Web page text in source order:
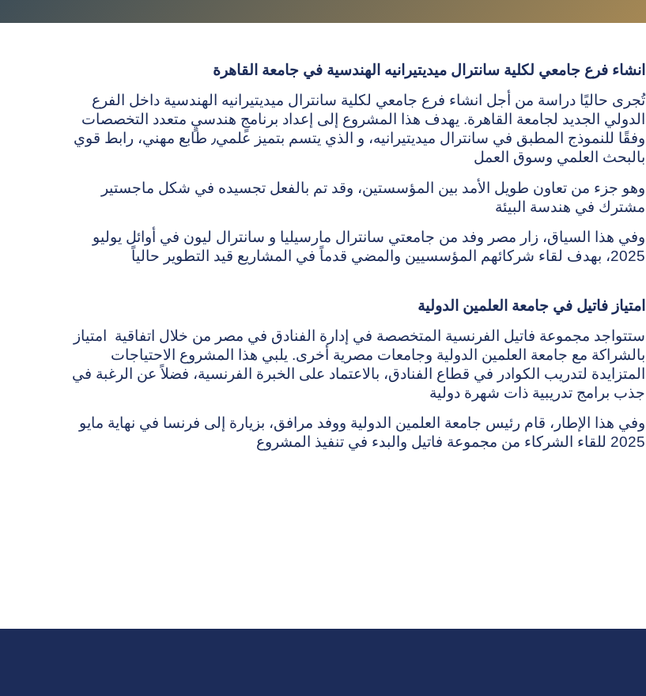
انشاء فرع جامعي لكلية سانترال ميديتيرانيه الهندسية في جامعة القاهرة
تُجرى حاليًا دراسة من أجل انشاء فرع جامعي لكلية سانترال ميديتيرانيه الهندسية داخل الفرع
الدولي الجديد لجامعة القاهرة. يهدف هذا المشروع إلى إعداد برنامجٍ هندسيٍ متعدد التخصصات
وفقًا للنموذج المطبق في سانترال ميديتيرانيه، و الذي يتسم بتميز علمي٫ طابع مهني، رابط قوي
بالبحث العلمي وسوق العمل
وهو جزء من تعاون طويل الأمد بين المؤسستين، وقد تم بالفعل تجسيده في شكل ماجستير
مشترك في هندسة البيئة
وفي هذا السياق، زار مصر وفد من جامعتي سانترال مارسيليا و سانترال ليون في أوائل يوليو
2025، بهدف لقاء شركائهم المؤسسيين والمضي قدماً في المشاريع قيد التطوير حالياً
امتياز فاتيل في جامعة العلمين الدولية
ستتواجد مجموعة فاتيل الفرنسية المتخصصة في إدارة الفنادق في مصر من خلال اتفاقية امتياز
بالشراكة مع جامعة العلمين الدولية وجامعات مصرية أخرى. يلبي هذا المشروع الاحتياجات
المتزايدة لتدريب الكوادر في قطاع الفنادق، بالاعتماد على الخبرة الفرنسية، فضلاً عن الرغبة في
جذب برامج تدريبية ذات شهرة دولية
وفي هذا الإطار، قام رئيس جامعة العلمين الدولية ووفد مرافق، بزيارة إلى فرنسا في نهاية مايو
2025 للقاء الشركاء من مجموعة فاتيل والبدء في تنفيذ المشروع